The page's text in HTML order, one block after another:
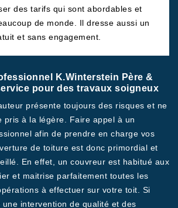
des tarifs qui sont abordables et
de monde. Il dresse aussi un
et sans engagement.
K.Winterstein Père &
pour des travaux soigneux
présente toujours des risques et ne
pris à la légère. Faire appel à un
afin de prendre en charge vos
de toiture est donc primordial et
En effet, un couvreur est habitué aux
et maitrise parfaitement toutes les
à effectuer sur votre toit. Si
une intervention de qualité et des